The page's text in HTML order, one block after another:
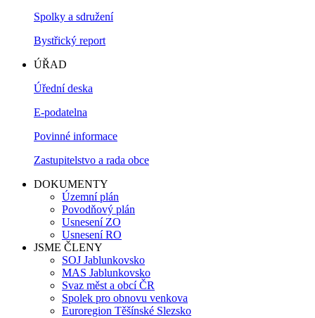
Spolky a sdružení
Bystřický report
ÚŘAD
Úřední deska
E-podatelna
Povinné informace
Zastupitelstvo a rada obce
DOKUMENTY
Územní plán
Povodňový plán
Usnesení ZO
Usnesení RO
JSME ČLENY
SOJ Jablunkovsko
MAS Jablunkovsko
Svaz měst a obcí ČR
Spolek pro obnovu venkova
Euroregion Těšínské Slezsko